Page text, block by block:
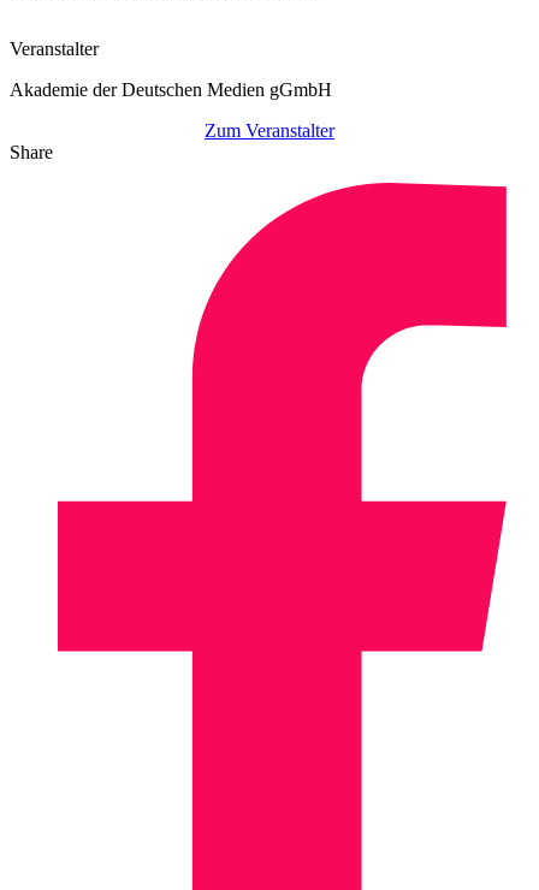
Veranstalter
Akademie der Deutschen Medien gGmbH
Zum Veranstalter
Share